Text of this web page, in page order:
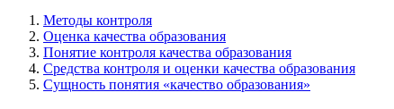
Методы контроля
Оценка качества образования
Понятие контроля качества образования
Средства контроля и оценки качества образования
Сущность понятия «качество образования»